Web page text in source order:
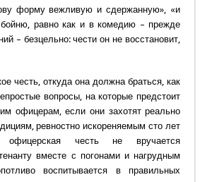
форму вежливую и сдержанную», «и
равно как и в комедию – прежде
– безцельно: чести он не восстановит,
честь, откуда она должна браться, как
вопросы, на которые предстоит
офицерам, если они захотят реально
ревностно искореняемым сто лет
честь не вручается
вместе с погонами и нагрудным
воспитывается в правильных